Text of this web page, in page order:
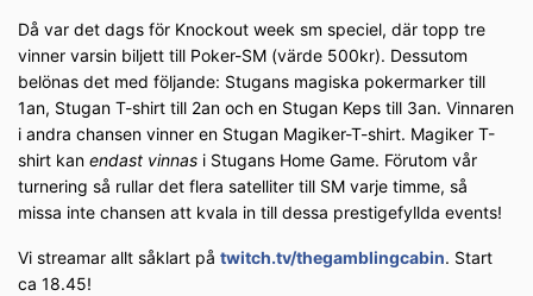
Då var det dags för Knockout week sm speciel, där topp tre
vinner varsin biljett till Poker-SM (värde 500kr). Dessutom
belönas det med följande: Stugans magiska pokermarker till
1an, Stugan T-shirt till 2an och en Stugan Keps till 3an. Vinnaren
i andra chansen vinner en Stugan Magiker-T-shirt. Magiker T-
shirt kan endast vinnas i Stugans Home Game. Förutom vår
turnering så rullar det flera satelliter till SM varje timme, så
missa inte chansen att kvala in till dessa prestigefyllda events!
Vi streamar allt såklart på twitch.tv/thegamblingcabin. Start
ca 18.45!